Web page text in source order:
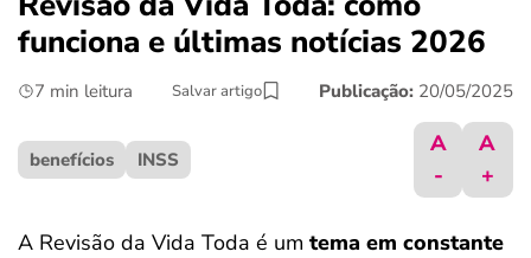
crédito fácil
últimas notícias
ferramentas
funciona e últimas notícias 2026
7 min leitura Salvar artigo Publicação: 20/05/2025
benefícios INSS
A
-
A
+
A Revisão da Vida Toda é um tema em constante